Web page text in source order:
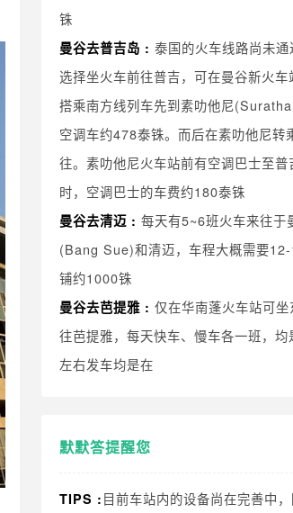
铢
曼谷去普吉岛 : 泰国的火车线路尚未
选择坐火车前往普吉，可在曼谷新火
搭乘南方线列车先到素叻他尼
空调车约478泰铢。而后在素叻他尼转
往。素叻他尼火车站前有空调巴士至
时，空调巴士的车费约180泰铢
曼谷去清迈 : 每天有5~6班火车来往于
(Bang Sue)和清迈，车程大概需要
铺约1000铢
曼谷去芭提雅 : 仅在华南蓬火车站可
往芭提雅，每天快车、慢车各一班，
左右发车均是在
默默答提醒您
TIPS : 目前车站内的设备尚在完善中，